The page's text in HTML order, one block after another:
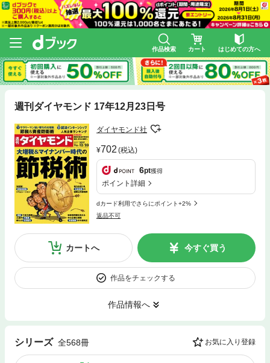
作品検索 カート はじめての方へ
週刊ダイヤモンド 17年12月23日号
ダイヤモンド社
702 (税込)
6pt獲得
ポイント詳細
dカード利用でさらにポイント+2%
返品不可
カートへ 今すぐ買う
作品をチェックする
作品情報へ
シリーズ 全568冊 お気に入り登録